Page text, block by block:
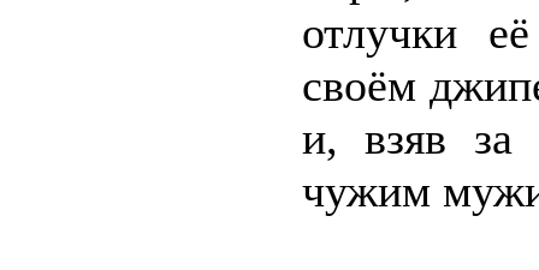
отлучки
своём
и, взяв за
чужим